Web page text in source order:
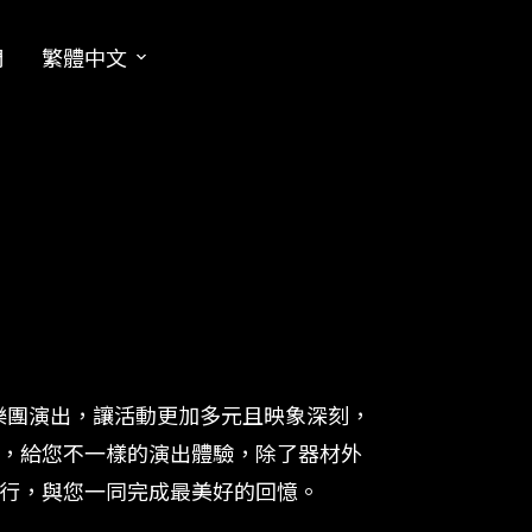
繁體中文
演出，讓活動更加多元且映象深刻，
給您不一樣的演出體驗，除了器材外
，與您一同完成最美好的回憶。